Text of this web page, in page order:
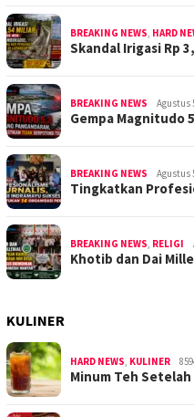
BREAKING NEWS, HARD
Skandal Irigasi Rp
BREAKING NEWS Agustus
Gempa Magnitudo
BREAKING NEWS Agustus
Tingkatkan
BREAKING NEWS, RELIGI
Khotib dan Dai
KULINER
HARD NEWS, KULINER
Minum Teh